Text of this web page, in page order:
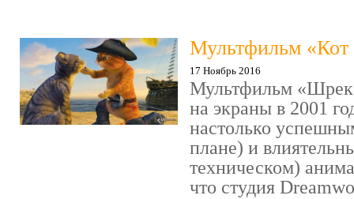
Мультфильм «Кот
17 Ноябрь 2016
Мультфильм
на экраны в 2001
настолько
плане) и
техническом)
что студия